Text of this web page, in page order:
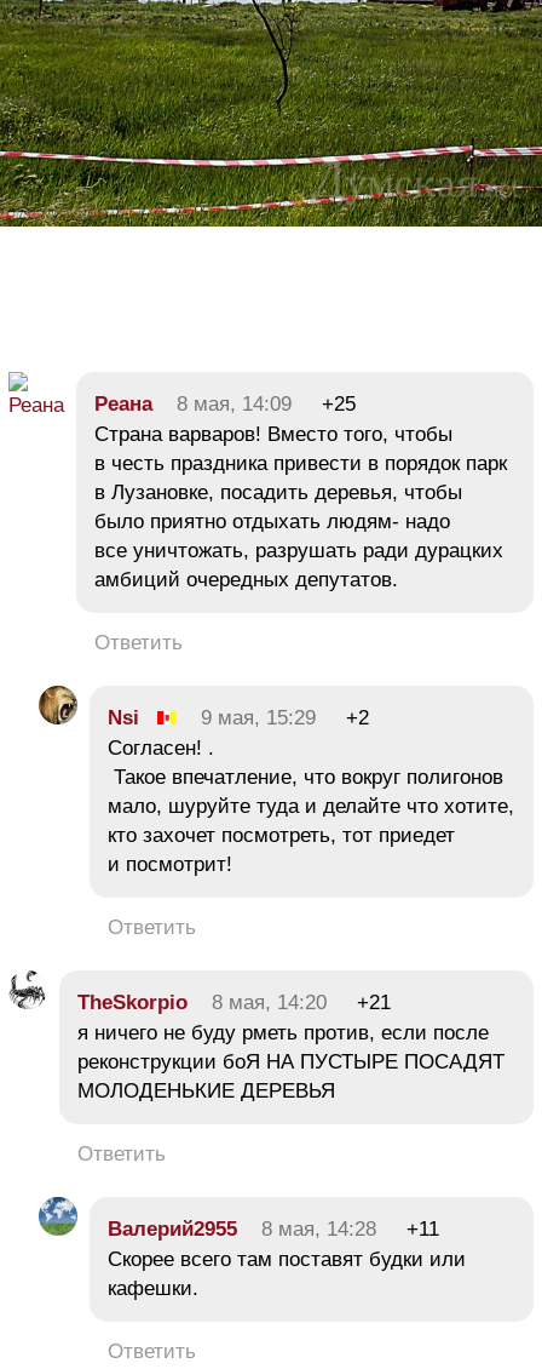
Реана 8 мая, 14:09
+25
Страна варваров! Вместо того, чтобы
в честь праздника привести в порядок парк
в Лузановке, посадить деревья, чтобы
было приятно отдыхать людям- надо
все уничтожать, разрушать ради дурацких
амбиций очередных депутатов.
Ответить
Nsi 9 мая, 15:29
+2
Согласен! .
Такое впечатление, что вокруг полигонов
мало, шуруйте туда и делайте что хотите,
кто захочет посмотреть, тот приедет
и посмотрит!
Ответить
TheSkorpio 8 мая, 14:20
+21
я ничего не буду рметь против, если после
реконструкции боЯ НА ПУСТЫРЕ ПОСАДЯТ
МОЛОДЕНЬКИЕ ДЕРЕВЬЯ
Ответить
Валерий2955 8 мая, 14:28
+11
Скорее всего там поставят будки или
кафешки.
Ответить